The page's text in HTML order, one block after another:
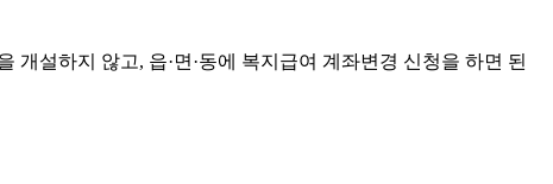
설하지 않고, 읍·면·동에 복지급여 계좌변경 신청을 하면 된